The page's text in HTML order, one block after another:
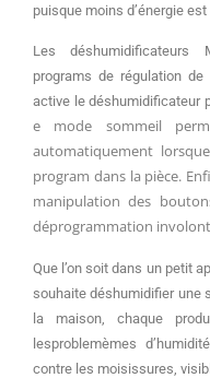
puisque moins d’énergie
Les déshumidificateurs
programs de régulation de
active le déshumidificateur
e mode sommeil
automatiquement
program dans la pièce.
manipulation des
déprogrammation
Que l’on soit dans un petit
souhaite déshumidifier une
la maison, chaque
lesproblemèmes
contre les moisissures,